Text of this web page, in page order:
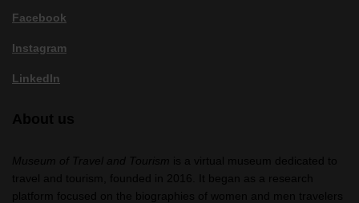
Facebook
Instagram
LinkedIn